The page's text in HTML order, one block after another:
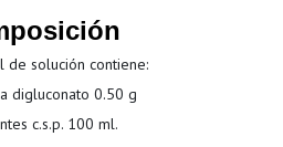
de solución contiene:
digluconato 0.50 g
c.s.p. 100 ml.